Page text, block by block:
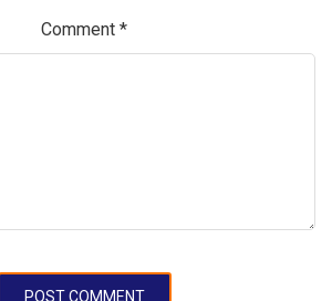
Comment *